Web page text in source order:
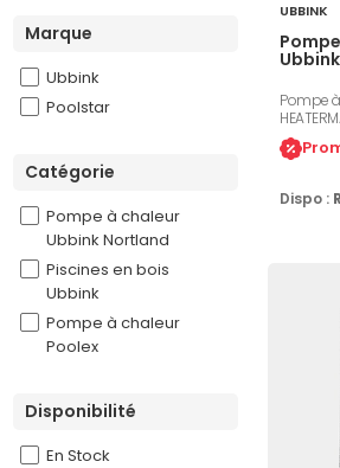
Marque
Ubbink
Poolstar
Catégorie
Pompe à chaleur
Ubbink Nortland
Piscines en bois
Ubbink
Pompe à chaleur
Poolex
Disponibilité
En Stock
UBBINK
Ubbink
Pompe
kW,
Dispo :